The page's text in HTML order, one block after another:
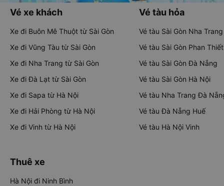
Vé xe khách
Xe đi Buôn Mê Thuột từ Sài Gòn
Xe đi Vũng Tàu từ Sài Gòn
Xe đi Nha Trang từ Sài Gòn
Xe đi Đà Lạt từ Sài Gòn
Xe đi Sapa từ Hà Nội
Xe đi Hải Phòng từ Hà Nội
Xe đi Vinh từ Hà Nội
Vé tàu hỏa
Vé tàu Sài Gòn Nha Trang
Vé tàu Sài Gòn Phan Thiết
Vé tàu Sài Gòn Đà Nẵng
Vé tàu Sài Gòn Hà Nội
Vé tàu Nha Trang Đà
Vé tàu Đà Nẵng Huế
Vé tàu Hà Nội Vinh
Thuê xe
Hà Nội đi Ninh Bình